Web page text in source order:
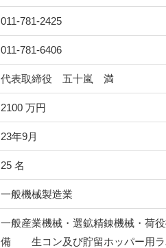
011-781-2425
011-781-6406
代表取締役 五十嵐 満
2100 万円
23年9月
25 名
一般機械製造業
一般産業機械・選鉱精錬機械・荷
備 生コン及び貯留ホッパー用ラ